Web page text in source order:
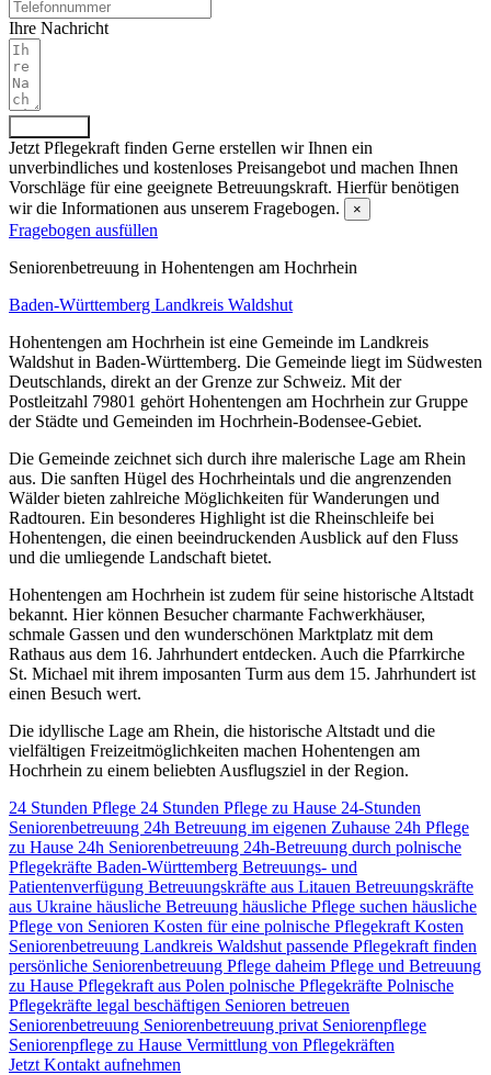
Ihre Nachricht
Jetzt Pflegekraft finden Gerne erstellen wir Ihnen ein
unverbindliches und kostenloses Preisangebot und machen Ihnen
Vorschläge für eine geeignete Betreuungskraft. Hierfür benötigen
wir die Informationen aus unserem Fragebogen.
×
Fragebogen ausfüllen
Senioren­betreuung in Hohentengen am Hochrhein
Baden-Württemberg Landkreis Waldshut
Hohentengen am Hochrhein ist eine Gemeinde im Landkreis
Waldshut in Baden-Württemberg. Die Gemeinde liegt im Südwesten
Deutschlands, direkt an der Grenze zur Schweiz. Mit der
Postleitzahl 79801 gehört Hohentengen am Hochrhein zur Gruppe
der Städte und Gemeinden im Hochrhein-Bodensee-Gebiet.
Die Gemeinde zeichnet sich durch ihre malerische Lage am Rhein
aus. Die sanften Hügel des Hochrheintals und die angrenzenden
Wälder bieten zahlreiche Möglichkeiten für Wanderungen und
Radtouren. Ein besonderes Highlight ist die Rheinschleife bei
Hohentengen, die einen beeindruckenden Ausblick auf den Fluss
und die umliegende Landschaft bietet.
Hohentengen am Hochrhein ist zudem für seine historische Altstadt
bekannt. Hier können Besucher charmante Fachwerkhäuser,
schmale Gassen und den wunderschönen Marktplatz mit dem
Rathaus aus dem 16. Jahrhundert entdecken. Auch die Pfarrkirche
St. Michael mit ihrem imposanten Turm aus dem 15. Jahrhundert ist
einen Besuch wert.
Die idyllische Lage am Rhein, die historische Altstadt und die
vielfältigen Freizeitmöglichkeiten machen Hohentengen am
Hochrhein zu einem beliebten Ausflugsziel in der Region.
24 Stunden Pflege 24 Stunden Pflege zu Hause 24-Stunden
Seniorenbetreuung 24h Betreuung im eigenen Zuhause 24h Pflege
zu Hause 24h Seniorenbetreuung 24h-Betreuung durch polnische
Pflegekräfte Baden-Württemberg Betreuungs- und
Patientenverfügung Betreuungskräfte aus Litauen Betreuungskräfte
aus Ukraine häusliche Betreuung häusliche Pflege suchen häusliche
Pflege von Senioren Kosten für eine polnische Pflegekraft Kosten
Seniorenbetreuung Landkreis Waldshut passende Pflegekraft finden
persönliche Seniorenbetreuung Pflege daheim Pflege und Betreuung
zu Hause Pflegekraft aus Polen polnische Pflegekräfte Polnische
Pflegekräfte legal beschäftigen Senioren betreuen
Seniorenbetreuung Seniorenbetreuung privat Seniorenpflege
Seniorenpflege zu Hause Vermittlung von Pflegekräften
Jetzt Kontakt aufnehmen